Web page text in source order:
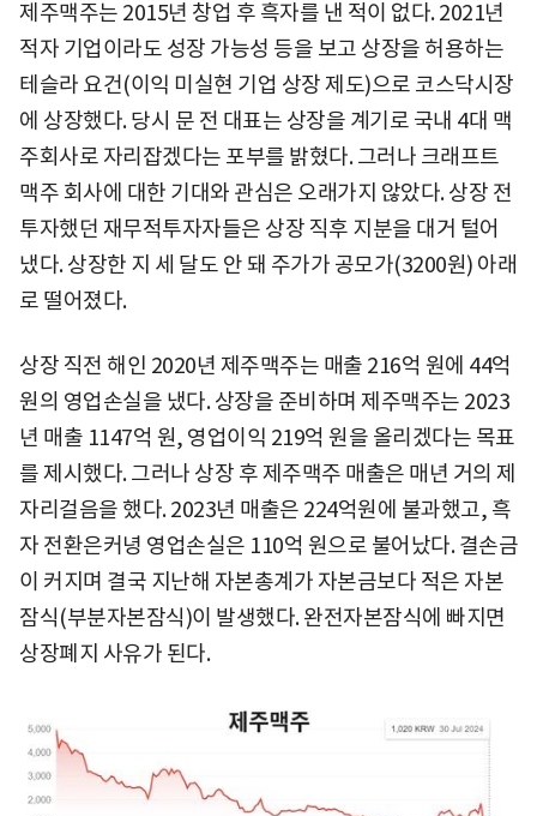
제주맥주는 2015년 창업 후 흑자를 낸 적이 없다. 2021년
적자 기업이라도 성장 가능성 등을 보고 상장을 허용하는
테슬라 요건(이익 미실현 기업 상장 제도)으로 코스닥시장
에 상장했다. 당시 문 전 대표는 상장을 계기로 국내 4대 맥
주회사로 자리잡겠다는 포부를 밝혔다. 그러나 크래프트
맥주 회사에 대한 기대와 관심은 오래가지 않았다. 상장 전
투자했던 재무적투자자들은 상장 직후 지분을 대거 털어
냈다. 상장한 지 세 달도 안 돼 주가가 공모가(3200원) 아래
로 떨어졌다.
상장 직전 해인 2020년 제주맥주는 매출 216억 원에 44억
원의 영업손실을 냈다. 상장을 준비하며 제주맥주는 2023
년 매출 1147억 원, 영업이익 219억 원을 올리겠다는 목표
를 제시했다. 그러나 상장 후 제주맥주 매출은 매년 거의 제
자리걸음을 했다. 2023년 매출은 224억원에 불과했고, 흑
자 전환은커녕 영업손실은 110억 원으로 불어났다. 결손금
이 커지며 결국 지난해 자본총계가 자본금보다 적은 자본
잠식(부분자본잠식)이 발생했다. 완전자본잠식에 빠지면
상장폐지 사유가 된다.